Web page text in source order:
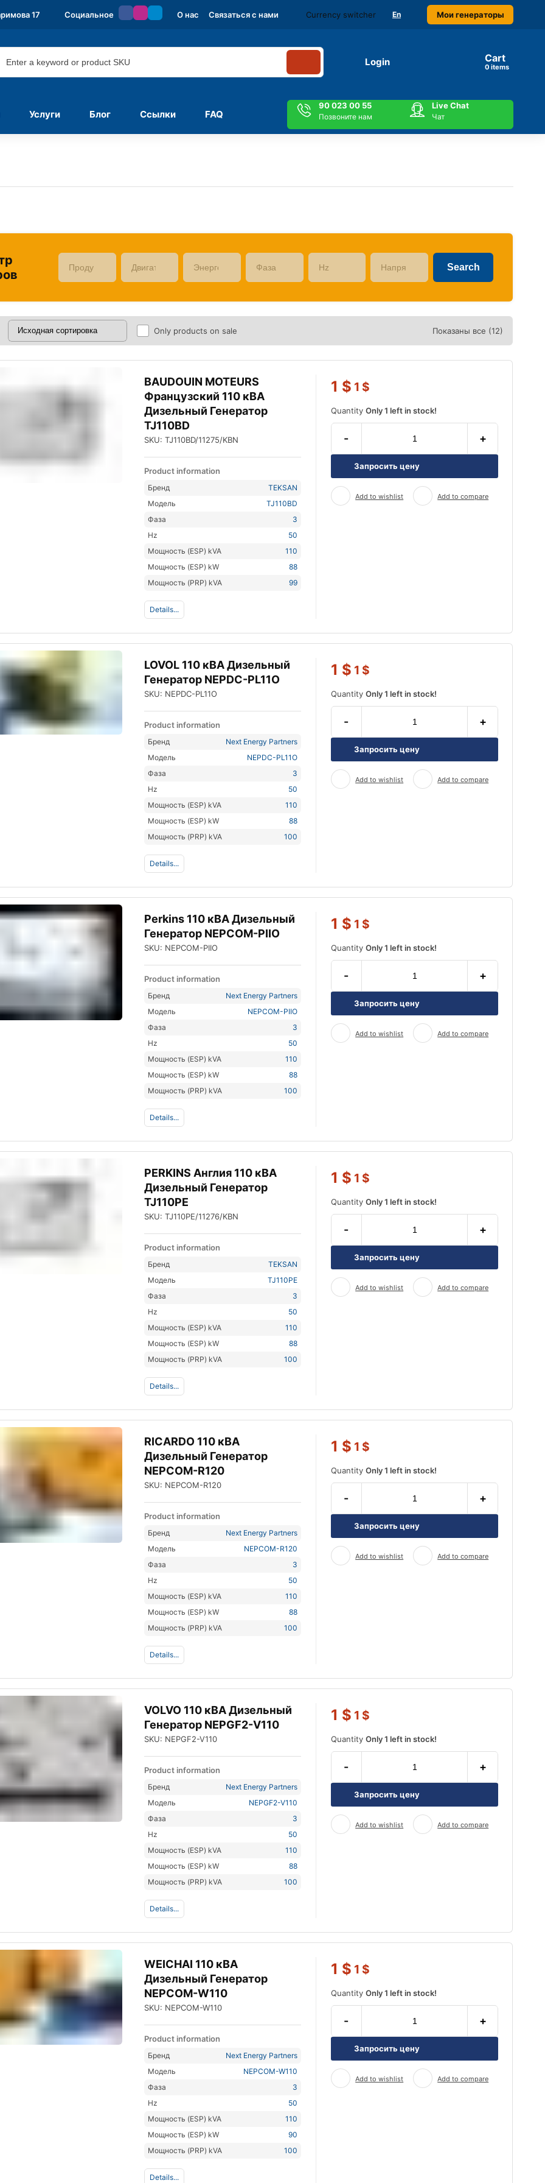
17 Социальное О нас Связаться с нами Currency switcher En Мои генераторы
Login Cart
items
Услуги Блог Ссылки FAQ
90 023 00 55
Позвоните нам
Live Chat
Чат
Only products on sale Показаны все (12)
BAUDOUIN MOTEURS
Французский 110 кВА
Дизельный Генератор
TJ110BD
SKU: TJ110BD/11275/KBN
Product information
Бренд
TEKSAN
Модель
TJ110BD
Фаза
3
Hz
50
Мощность (ESP) kVA
110
Мощность (ESP) kW
88
Мощность (PRP) kVA
99
Details...
1 $ 1 $
QuantityOnly 1 left in stock!
- +
Запросить цену
Add to wishlist Add to compare
LOVOL 110 кВА Дизельный
Генератор NEPDC-PL11O
SKU: NEPDC-PL11O
Product information
Бренд
Next Energy Partners
Модель
NEPDC-PL11O
Фаза
3
Hz
50
Мощность (ESP) kVA
110
Мощность (ESP) kW
88
Мощность (PRP) kVA
100
Details...
1 $ 1 $
QuantityOnly 1 left in stock!
- +
Запросить цену
Add to wishlist Add to compare
Perkins 110 кВА Дизельный
Генератор NEPCOM-PIIO
SKU: NEPCOM-PIIO
Product information
Бренд
Next Energy Partners
Модель
NEPCOM-PIIO
Фаза
3
Hz
50
Мощность (ESP) kVA
110
Мощность (ESP) kW
88
Мощность (PRP) kVA
100
Details...
1 $ 1 $
QuantityOnly 1 left in stock!
- +
Запросить цену
Add to wishlist Add to compare
PERKINS Англия 110 кВА
Дизельный Генератор
TJ110PE
SKU: TJ110PE/11276/KBN
Product information
Бренд
TEKSAN
Модель
TJ110PE
Фаза
3
Hz
50
Мощность (ESP) kVA
110
Мощность (ESP) kW
88
Мощность (PRP) kVA
100
Details...
1 $ 1 $
QuantityOnly 1 left in stock!
- +
Запросить цену
Add to wishlist Add to compare
RICARDO 110 кВА
Дизельный Генератор
NEPCOM-R120
SKU: NEPCOM-R120
Product information
Бренд
Next Energy Partners
Модель
NEPCOM-R120
Фаза
3
Hz
50
Мощность (ESP) kVA
110
Мощность (ESP) kW
88
Мощность (PRP) kVA
100
Details...
1 $ 1 $
QuantityOnly 1 left in stock!
- +
Запросить цену
Add to wishlist Add to compare
VOLVO 110 кВА Дизельный
Генератор NEPGF2-V110
SKU: NEPGF2-V110
Product information
Бренд
Next Energy Partners
Модель
NEPGF2-V110
Фаза
3
Hz
50
Мощность (ESP) kVA
110
Мощность (ESP) kW
88
Мощность (PRP) kVA
100
Details...
1 $ 1 $
QuantityOnly 1 left in stock!
- +
Запросить цену
Add to wishlist Add to compare
WEICHAI 110 кВА
Дизельный Генератор
NEPCOM-W110
SKU: NEPCOM-W110
Product information
Бренд
Next Energy Partners
Модель
NEPCOM-W110
Фаза
3
Hz
50
Мощность (ESP) kVA
110
Мощность (ESP) kW
90
Мощность (PRP) kVA
100
Details...
1 $ 1 $
QuantityOnly 1 left in stock!
- +
Запросить цену
Add to wishlist Add to compare